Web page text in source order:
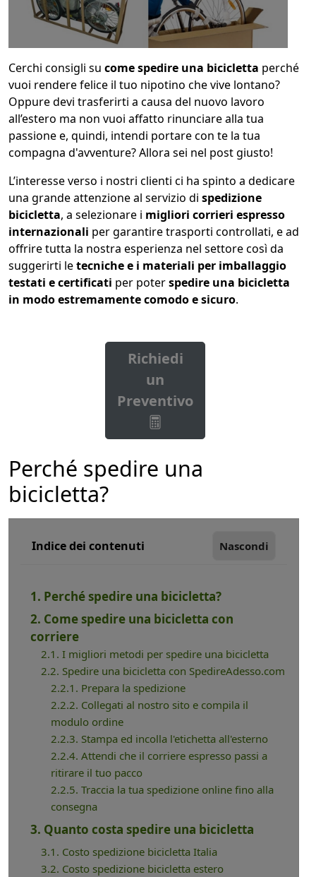
cm cm
calcola
Cerchi consigli su come spedire una bicicletta perché
vuoi rendere felice il tuo nipotino che vive lontano?
Oppure devi trasferirti a causa del nuovo lavoro
all’estero ma non vuoi affatto rinunciare alla tua
passione e, quindi, intendi portare con te la tua
compagna d'avventure? Allora sei nel post giusto!
L’interesse verso i nostri clienti ci ha spinto a dedicare
una grande attenzione al servizio di spedizione
bicicletta, a selezionare i migliori corrieri espresso
internazionali per garantire trasporti controllati, e ad
offrire tutta la nostra esperienza nel settore così da
suggerirti letecniche e i materiali per imballaggio
testati e certificati per poterspedire una bicicletta
in modo estremamente comodo e sicuro.
Richiedi
un
Preventivo
Perché spedire una
bicicletta?
Indice dei contenuti Nascondi
1. Perché spedire una bicicletta?
2. Come spedire una bicicletta con
corriere
2.1. I migliori metodi per spedire una bicicletta
2.2. Spedire una bicicletta con SpedireAdesso.com
2.2.1. Prepara la spedizione
2.2.2. Collegati al nostro sito e compila il
modulo ordine
2.2.3. Stampa ed incolla l'etichetta all'esterno
2.2.4. Attendi che il corriere espresso passi a
ritirare il tuo pacco
2.2.5. Traccia la tua spedizione online fino alla
consegna
3. Quanto costa spedire una bicicletta
3.1. Costo spedizione bicicletta Italia
3.2. Costo spedizione bicicletta estero